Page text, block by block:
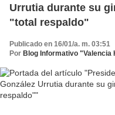
Urrutia durante su
"total respaldo"
Publicado en 16/01/a. m. 03:51
Por Blog Informativo "Valencia